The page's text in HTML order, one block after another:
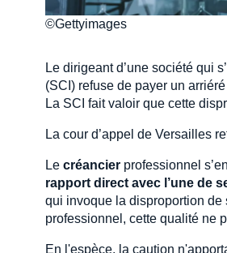
©Gettyimages
Le dirigeant d’une société qui
(SCI) refuse de payer un
La SCI fait valoir que cette
La cour d’appel de Versailles
Le créancier professionnel
rapport direct avec l’une de
qui invoque la disproportion
professionnel, cette qualité ne
En l'espèce, la caution